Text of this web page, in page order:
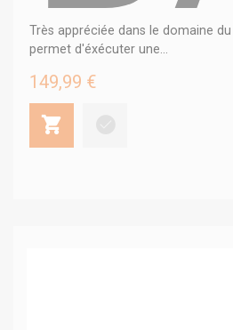
Très appréciée dans le domaine
permet d'éxécuter une...
149,99 €